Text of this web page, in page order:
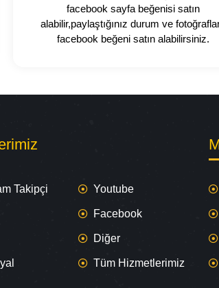
facebook sayfa beğenisi satın
alabilir,paylaştığınız durum ve
facebook beğeni satın alabilirsiniz.
Takipçi Youtube
Facebook
Diğer
Tüm Hizmetlerimiz